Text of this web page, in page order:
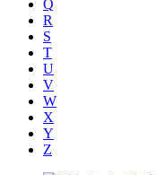
Q
R
S
T
U
V
W
X
Y
Z